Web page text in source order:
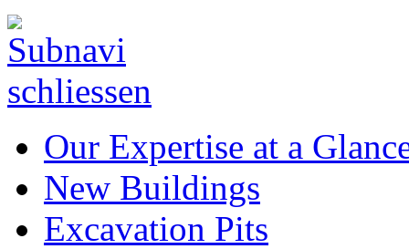
Our Expertise at a
New Buildings
Excavation Pits